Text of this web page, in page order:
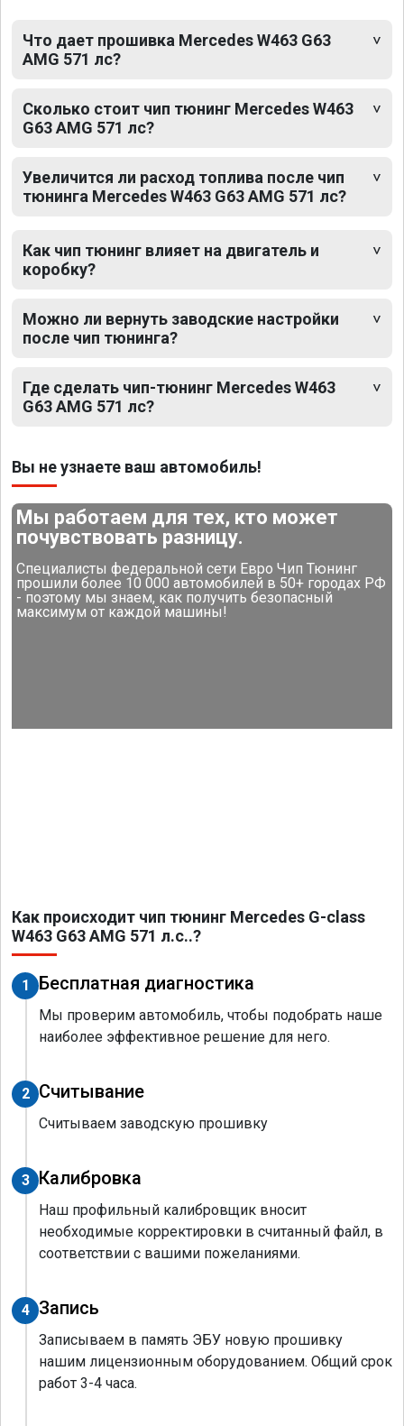
Что дает прошивка Mercedes W463 G63
AMG 571 лс?
Сколько стоит чип тюнинг Mercedes W463
G63 AMG 571 лс?
Увеличится ли расход топлива после чип
тюнинга Mercedes W463 G63 AMG 571 лс?
Как чип тюнинг влияет на двигатель и
коробку?
Можно ли вернуть заводские настройки
после чип тюнинга?
Где сделать чип-тюнинг Mercedes W463
G63 AMG 571 лс?
Вы не узнаете ваш автомобиль!
Мы работаем для тех, кто может
почувствовать разницу.
Специалисты федеральной сети Евро Чип Тюнинг
прошили более 10 000 автомобилей в 50+ городах РФ
- поэтому мы знаем, как получить безопасный
максимум от каждой машины!
Как происходит чип тюнинг Mercedes G-class
W463 G63 AMG 571 л.с..?
1 Бесплатная диагностика
Мы проверим автомобиль, чтобы подобрать наше
наиболее эффективное решение для него.
2 Считывание
Считываем заводскую прошивку
3 Калибровка
Наш профильный калибровщик вносит
необходимые корректировки в считанный файл, в
соответствии с вашими пожеланиями.
4 Запись
Записываем в память ЭБУ новую прошивку
нашим лицензионным оборудованием. Общий срок
работ 3-4 часа.